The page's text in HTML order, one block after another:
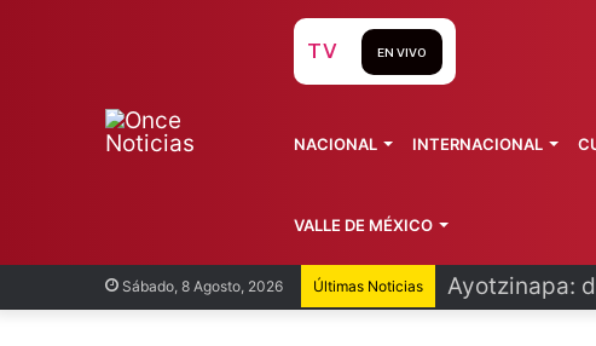
Sábado, 8 Agosto, 2026 Últimas Noticias Infantino se
TV EN VIVO
NACIONAL INTERNACIONAL
VALLE DE MÉXICO